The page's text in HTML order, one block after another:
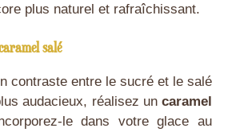
plus naturel et rafraîchissant.
salé
contraste entre le sucré et le salé
audacieux, réalisez un caramel
le dans votre glace au